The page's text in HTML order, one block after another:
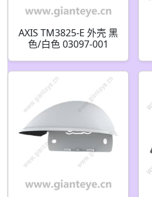
AXIS TM3825-E 外壳 黑
色/白色 03097-001